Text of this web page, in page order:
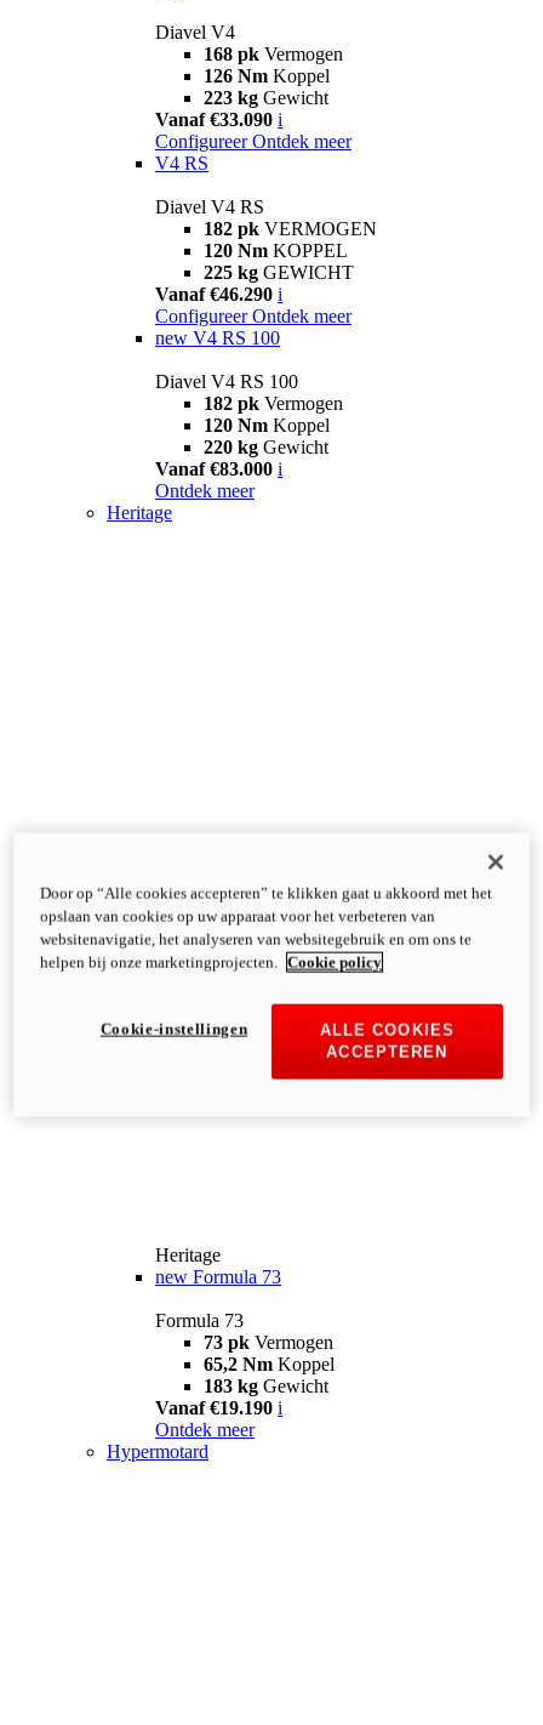
Diavel V4
168 pk Vermogen
126 Nm Koppel
223 kg Gewicht
Vanaf €33.090 i
Configureer Ontdek meer
V4 RS
Diavel V4 RS
182 pk VERMOGEN
120 Nm KOPPEL
225 kg GEWICHT
Vanaf €46.290 i
Configureer Ontdek meer
new V4 RS 100
Diavel V4 RS 100
182 pk Vermogen
120 Nm Koppel
220 kg Gewicht
Vanaf €83.000 i
Ontdek meer
Heritage
Heritage
new Formula 73
Formula 73
73 pk Vermogen
65,2 Nm Koppel
183 kg Gewicht
Vanaf €19.190 i
Ontdek meer
Hypermotard
Door op “Alle cookies accepteren” te klikken gaat u akkoord met het
opslaan van cookies op uw apparaat voor het verbeteren van
websitenavigatie, het analyseren van websitegebruik en om ons te
helpen bij onze marketingprojecten.
Cookie policy
ALLE COOKIES
ACCEPTEREN
Cookie-instellingen